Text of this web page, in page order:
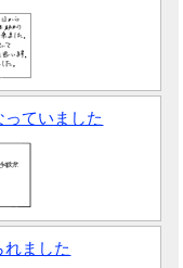
ていました
ました